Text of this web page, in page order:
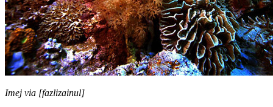
Imej via [fazlizainul]